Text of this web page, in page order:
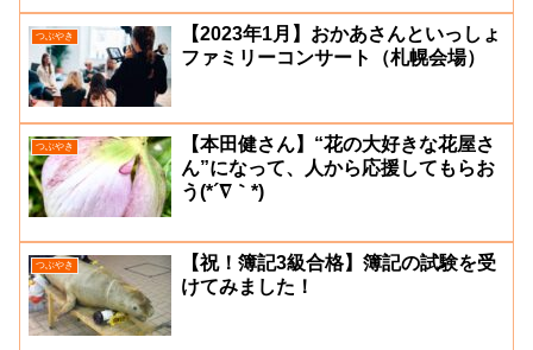
つぶやき
【2023年1月】おかあさんといっしょ
ファミリーコンサート（札幌会場）
つぶやき
【本田健さん】“花の大好きな花屋さ
ん”になって、人から応援してもらお
う(*´∇｀*)
つぶやき
【祝！簿記3級合格】簿記の試験を受
けてみました！